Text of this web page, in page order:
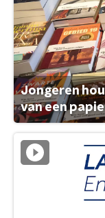
Jongeren
van een